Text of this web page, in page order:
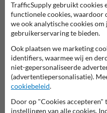
✔ volumeprijzen
TrafficSupply gebruikt cookies
functionele cookies, waardoor
we ook analytische cookies om
gebruikerservaring te bieden.
Ook plaatsen we marketing
identifiers, waarmee wij en
niet-gepersonaliseerde
(advertentiepersonalisatie).
cookiebeleid.
Door op "Cookies accepteren"
instellingen van alle cookies.